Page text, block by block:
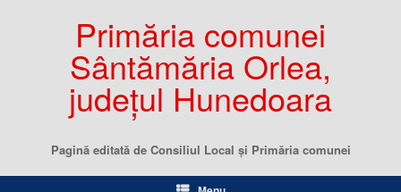
Primăria comunei
Sântămăria Orlea,
județul Hunedoara
Pagină editată de Consiliul Local şi Primăria comunei